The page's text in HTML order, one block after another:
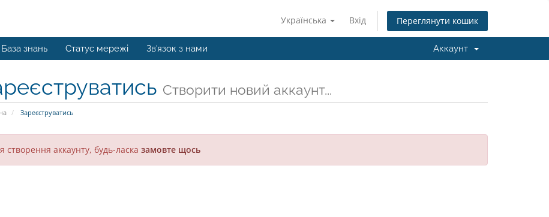
Українська Вхід Переглянути кошик
База знань Статус мережі Зв'язок з нами Аккаунт
Створити новий аккаунт...
Зареєструватись
створення аккаунту, будь-ласка замовте щось